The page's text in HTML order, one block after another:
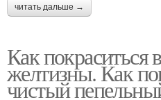
читать дальше →
Как покраситься
желтизны. Как
чистый